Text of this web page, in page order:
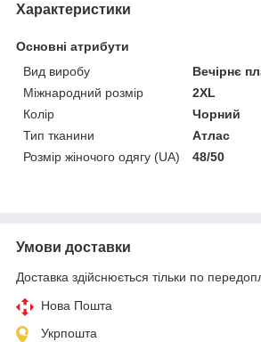
Характеристики
Основні атрибути
Вид виробу
Вечірнє
Міжнародний розмір
2XL
Колір
Чорний
Тип тканини
Атлас
Розмір жіночого одягу (UA)
48/50
Умови доставки
Доставка здійснюється тільки по
Нова Пошта
Укрпошта